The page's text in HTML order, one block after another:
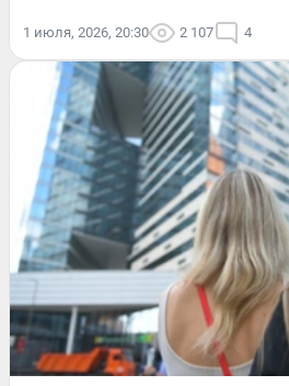
1 июля, 2026, 20:30 2 107 4